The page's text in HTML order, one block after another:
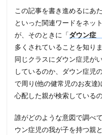
この記事を書き進めるにあ
といった関連ワードをネッ
が、そのときに「ダウン症
多くされていることを知りま
同じクラスにダウン症児が
しているのか、ダウン症児
で周り(他の健常児のお友達
心配した親が検索している
誰がどのような意図で調べ
ウン症児の我が子を持つ親